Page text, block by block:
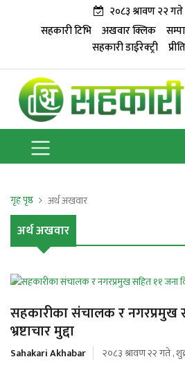
२०८३ श्रावण २२ गते
सहकारी टिभि
अखवार क्लिक
सहकारी डाईरेक्ट्री
गृह पृष्ठ अर्थ अखवार
अर्थ अखवार
सहकारीका संचालक र नगरप्रमुख
भ्रष्टाचार मुद्दा
Sahakari Akhabar
२०८३ श्रावण २२ गते ,